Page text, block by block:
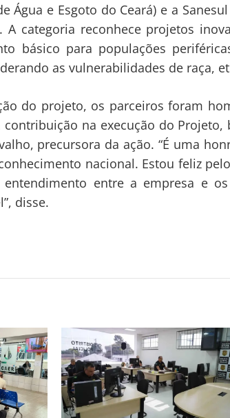
Água e Esgoto do Ceará) e a
A categoria reconhece projetos
básico para populações
as vulnerabilidades de raça,
do projeto, os parceiros foram
na execução do
precursora da ação. “É uma
nacional. Estou feliz
entre a empresa e
disse.